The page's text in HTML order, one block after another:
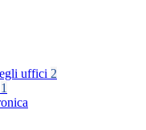
uffici 2
1